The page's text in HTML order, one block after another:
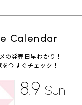
Calendar
の発売日早わかり！
今すぐチェック！
8.9 Sun